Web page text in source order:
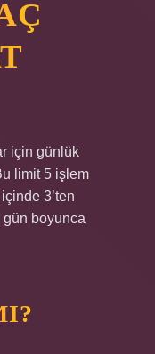
için günlük
limit 5 işlem
3’ten
gün boyunca